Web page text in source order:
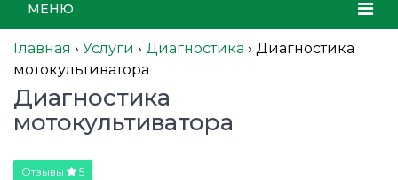
МЕНЮ
Главная › Услуги › Диагностика › Диагностика
мотокультиватора
Диагностика
мотокультиватора
Отзывы 5